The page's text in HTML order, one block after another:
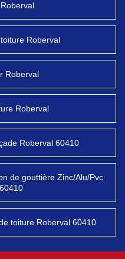
Roberval
Roberval
Roberval
Roberval 60410
de gouttière Zinc/Alu/Pvc
toiture Roberval 60410